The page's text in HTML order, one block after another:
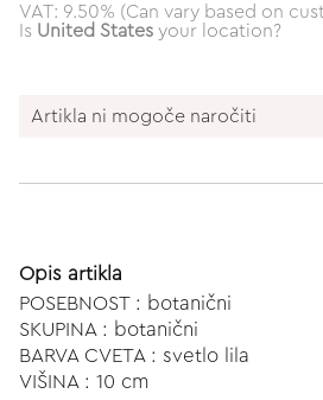
VAT: 9.50% (Can vary based on
Is United States your location?
Artikla ni mogoče naročiti
Opis artikla
POSEBNOST : botanični
SKUPINA : botanični
BARVA CVETA : svetlo lila
VIŠINA : 10 cm